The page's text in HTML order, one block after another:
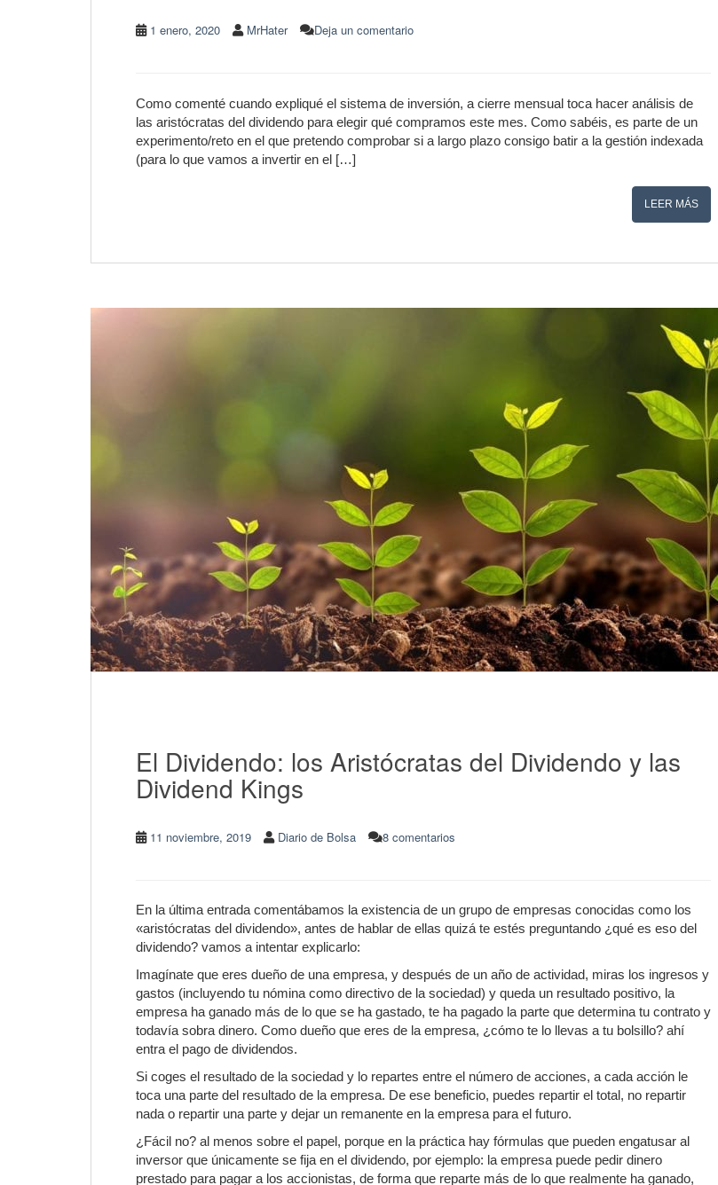
1 enero, 2020 MrHater Deja un comentario
Como comenté cuando expliqué el sistema de inversión, a cierre mensual toca hacer análisis de
las aristócratas del dividendo para elegir qué compramos este mes. Como sabéis, es parte de un
experimento/reto en el que pretendo comprobar si a largo plazo consigo batir a la gestión indexada
(para lo que vamos a invertir en el […]
LEER MÁS
El Dividendo: los Aristócratas del Dividendo y las
Dividend Kings
11 noviembre, 2019 Diario de Bolsa 8 comentarios
En la última entrada comentábamos la existencia de un grupo de empresas conocidas como los
«aristócratas del dividendo», antes de hablar de ellas quizá te estés preguntando ¿qué es eso del
dividendo? vamos a intentar explicarlo:
Imagínate que eres dueño de una empresa, y después de un año de actividad, miras los ingresos y
gastos (incluyendo tu nómina como directivo de la sociedad) y queda un resultado positivo, la
empresa ha ganado más de lo que se ha gastado, te ha pagado la parte que determina tu contrato y
todavía sobra dinero. Como dueño que eres de la empresa, ¿cómo te lo llevas a tu bolsillo? ahí
entra el pago de dividendos.
Si coges el resultado de la sociedad y lo repartes entre el número de acciones, a cada acción le
toca una parte del resultado de la empresa. De ese beneficio, puedes repartir el total, no repartir
nada o repartir una parte y dejar un remanente en la empresa para el futuro.
¿Fácil no? al menos sobre el papel, porque en la práctica hay fórmulas que pueden engatusar al
inversor que únicamente se fija en el dividendo, por ejemplo: la empresa puede pedir dinero
prestado para pagar a los accionistas, de forma que reparte más de lo que realmente ha ganado,